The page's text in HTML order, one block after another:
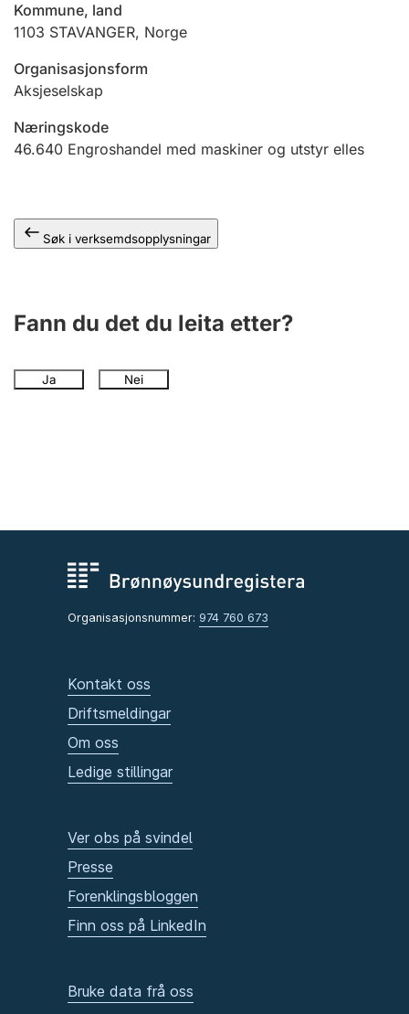
Ektepaktrettleiaren
Andre tema
Kommune, land
1103 STAVANGER, Norge
Organisasjonsform
Aksjeselskap
Næringskode
46.640 Engroshandel med maskiner og utstyr elles
Søk i verksemdsopplysningar
Fann du det du leita etter?
Ja Nei
Organisasjonsnummer: 974 760 673
Kontakt oss
Driftsmeldingar
Om oss
Ledige stillingar
Ver obs på svindel
Presse
Forenklingsbloggen
Finn oss på LinkedIn
Bruke data frå oss